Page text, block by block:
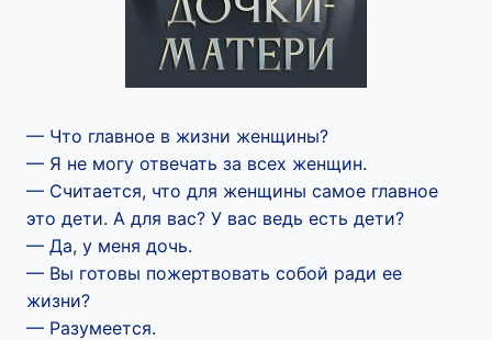
— Что главное в жизни женщины?
— Я не могу отвечать за всех женщин.
— Считается, что для женщины самое главное
это дети. А для вас? У вас ведь есть дети?
— Да, у меня дочь.
— Вы готовы пожертвовать собой ради ее
жизни?
— Разумеется.